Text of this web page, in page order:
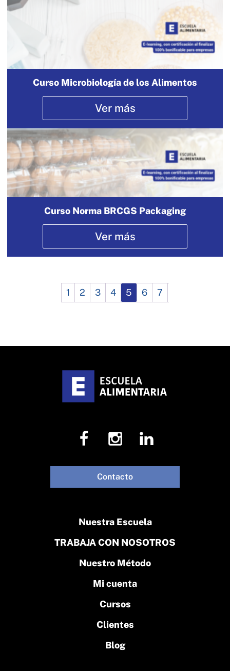
Curso Microbiología de los Alimentos
Ver más
Curso Norma BRCGS Packaging
Ver más
1 2 3 4 5 6 7
Nuestra Escuela
TRABAJA CON NOSOTROS
Nuestro Método
Mi cuenta
Cursos
Clientes
Blog
Contacto